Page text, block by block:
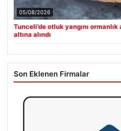
05/08/2026
Tunceli’de otluk yangını
altına alındı
Son Eklenen Firmalar